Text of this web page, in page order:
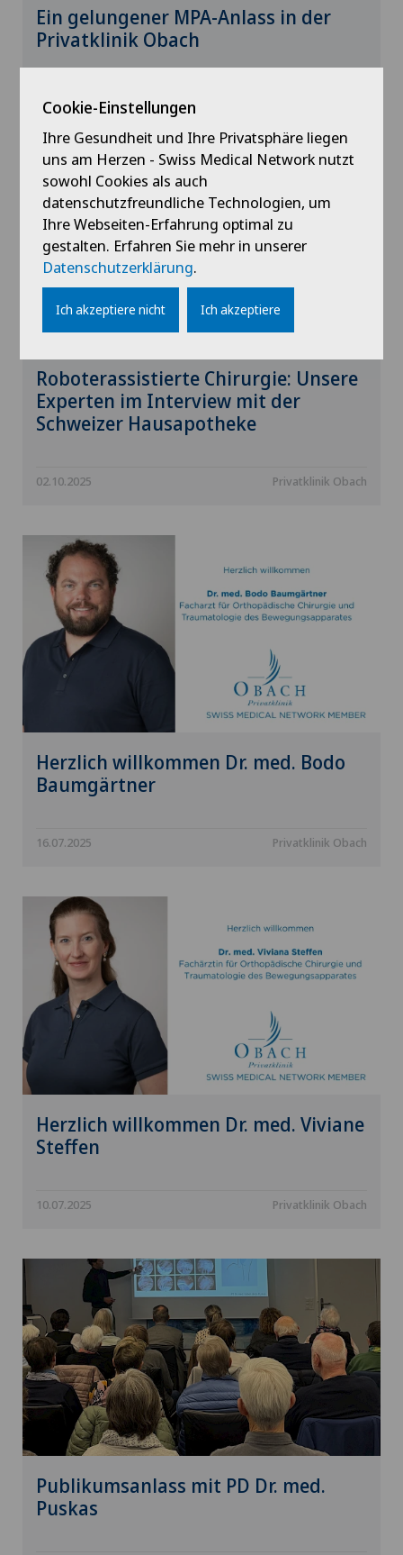
Ein gelungener MPA-Anlass in der
Privatklinik Obach
20.10.2025
Roboterassistierte Chirurgie: Unsere
Experten im Interview mit der
Schweizer Hausapotheke
02.10.2025 Privatklinik Obach
Herzlich willkommen Dr. med. Bodo
Baumgärtner
16.07.2025 Privatklinik Obach
Herzlich willkommen Dr. med. Viviane
Steffen
10.07.2025 Privatklinik Obach
Publikumsanlass mit PD Dr. med.
Puskas
Cookie-Einstellungen
Ihre Gesundheit und Ihre Privatsphäre liegen
uns am Herzen - Swiss Medical Network nutzt
sowohl Cookies als auch
datenschutzfreundliche Technologien, um
Ihre Webseiten-Erfahrung optimal zu
gestalten. Erfahren Sie mehr in unserer
Datenschutzerklärung.
Ich akzeptiere nicht Ich akzeptiere